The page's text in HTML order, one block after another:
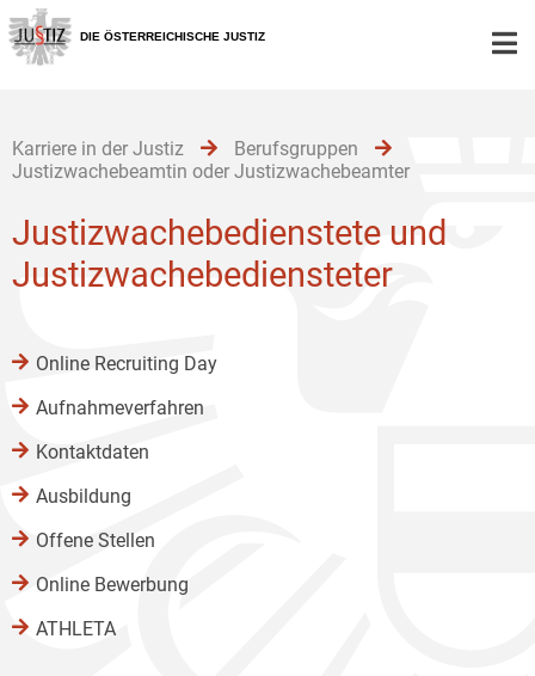
Zur
Hauptnavigation
[1]
Zum
Inhalt
[2]
Zum
Untermenü
[3]
DIE ÖSTERREICHISCHE JUSTIZ
Karriere in der Justiz
Berufsgruppen
Justizwachebeamtin oder Justizwachebeamter
Justizwachebedienstete und
Justizwachebediensteter
Online Recruiting Day
Aufnahmeverfahren
Kontaktdaten
Ausbildung
Offene Stellen
Online Bewerbung
ATHLETA